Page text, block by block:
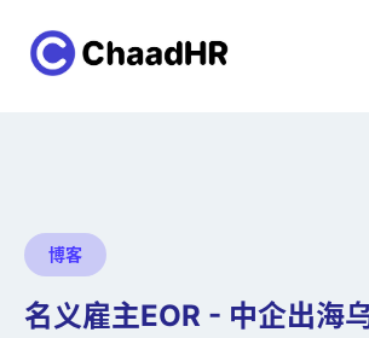
博客
名义雇主EOR - 中企出海